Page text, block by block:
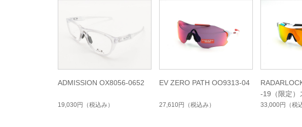
ADMISSION OX8056-0652
19,030円 （税込み）
EV ZERO PATH OO9313-04
27,610円 （税込み）
-19（限定）
イジコレクシ
33,000円 （税